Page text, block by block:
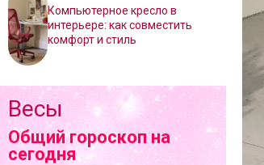
Компьютерное кресло в
интерьере: как совместить
комфорт и стиль
Весы
Общий гороскоп на
сегодня